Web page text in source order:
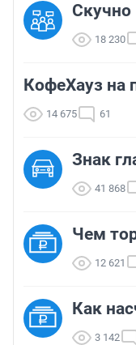
Скучно
18 230
КофеХауз на
14 675 61
Знак
41 868
Чем
12 621
Как
3 142